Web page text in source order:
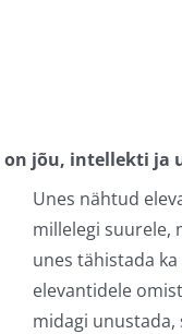
on jõu, intellekti ja
Unes nähtud
millelegi suurele,
unes tähistada
elevantidele
midagi unustada,